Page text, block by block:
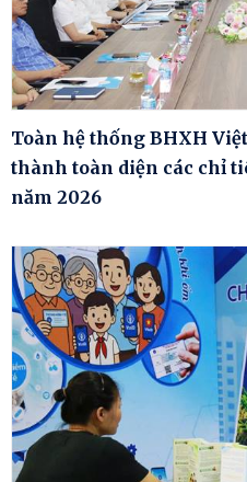
Toàn hệ thống BHXH
thành toàn diện các chỉ
năm 2026